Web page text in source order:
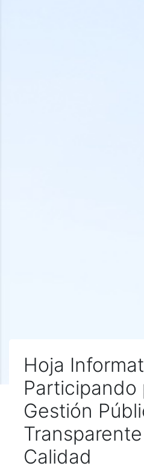
Hoja
Participando
Gestión
Calidad